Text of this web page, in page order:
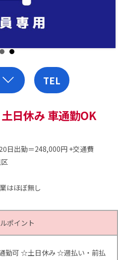
TEL
日休み 車通勤OK
日出勤＝248,000円 +交通費
はほぼ無し
ポイント
勤可 ☆土日休み ☆週払い・前払